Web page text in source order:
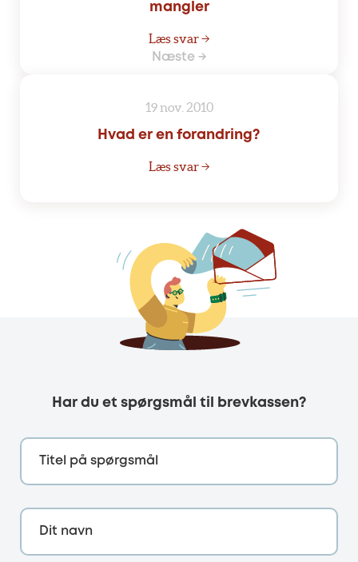
mangler
Læs svar →
Næste →
19 nov. 2010
Hvad er en forandring?
Læs svar →
Har du et spørgsmål til brevkassen?
Titel på spørgsmål
Dit navn